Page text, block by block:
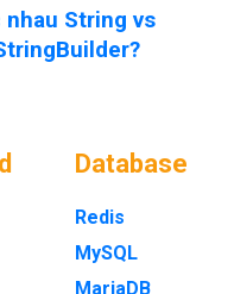
nhau String vs
Database
Redis
MySQL
MariaDB